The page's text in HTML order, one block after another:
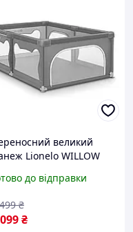
великий
Lionelo WILLOW
до відправки
₴
₴